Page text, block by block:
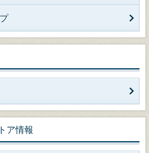
ア情報